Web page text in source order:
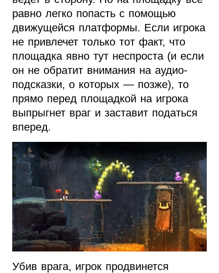
равно легко попасть с помощью
движущейся платформы. Если игрока
не привлечет только тот факт, что
площадка явно тут неспроста (и если
он не обратит внимания на аудио-
подсказки, о которых — позже), то
прямо перед площадкой на игрока
выпрыгнет враг и заставит податься
вперед.
Убив врага, игрок продвинется